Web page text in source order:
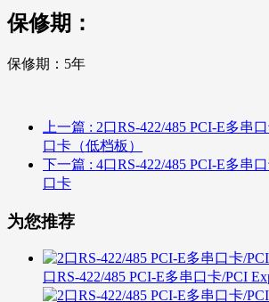
保修期：
保修期：5年
上一篇 : 2口RS-422/485 PCI-E多串
口卡（低档板）
下一篇 : 4口RS-422/485 PCI-E多串
口卡
为您推荐
口RS-422/485 PCI-E多串口卡/PCI